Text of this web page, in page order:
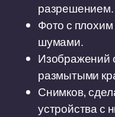
разрешением.
Фото с
шумами.
Изображений
размытыми
Снимков,
устройства с